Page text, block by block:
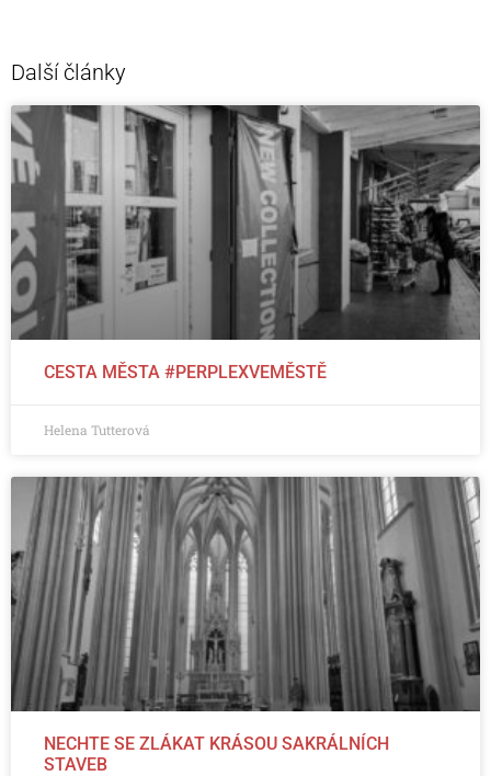
Další články
CESTA MĚSTA #PERPLEXVEMĚSTĚ
Helena Tutterová
NECHTE SE ZLÁKAT KRÁSOU SAKRÁLNÍCH
STAVEB